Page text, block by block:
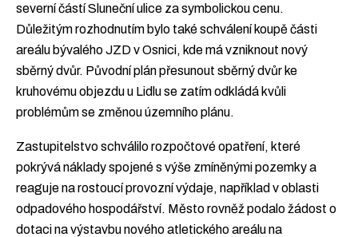
severní částí Sluneční ulice za symbolickou cenu.
Důležitým rozhodnutím bylo také schválení koupě části
areálu bývalého JZD v Osnici, kde má vzniknout nový
sběrný dvůr. Původní plán přesunout sběrný dvůr ke
kruhovému objezdu u Lidlu se zatím odkládá kvůli
problémům se změnou územního plánu.
Zastupitelstvo schválilo rozpočtové opatření, které
pokrývá náklady spojené s výše zmíněnými pozemky a
reaguje na rostoucí provozní výdaje, například v oblasti
odpadového hospodářství. Město rovněž podalo žádost o
dotaci na výstavbu nového atletického areálu na